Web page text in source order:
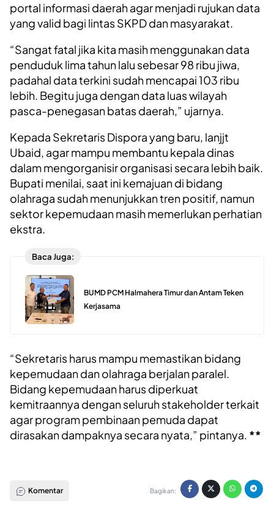
portal informasi daerah agar menjadi rujukan data
yang valid bagi lintas SKPD dan masyarakat.
“Sangat fatal jika kita masih menggunakan data
penduduk lima tahun lalu sebesar 98 ribu jiwa,
padahal data terkini sudah mencapai 103 ribu
lebih. Begitu juga dengan data luas wilayah
pasca-penegasan batas daerah,” ujarnya.
Kepada Sekretaris Dispora yang baru, lanjjt
Ubaid, agar mampu membantu kepala dinas
dalam mengorganisir organisasi secara lebih baik.
Bupati menilai, saat ini kemajuan di bidang
olahraga sudah menunjukkan tren positif, namun
sektor kepemudaan masih memerlukan perhatian
ekstra.
Baca Juga:
BUMD PCM Halmahera Timur dan Antam Teken
Kerjasama
“Sekretaris harus mampu memastikan bidang
kepemudaan dan olahraga berjalan paralel.
Bidang kepemudaan harus diperkuat
kemitraannya dengan seluruh stakeholder terkait
agar program pembinaan pemuda dapat
dirasakan dampaknya secara nyata,” pintanya. **
Komentar Bagikan: